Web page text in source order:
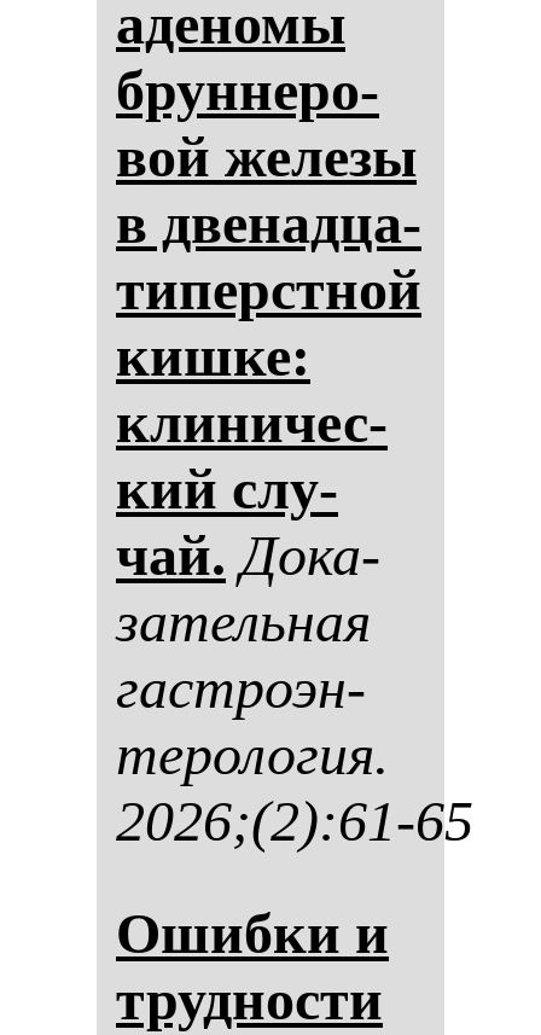
аде­но­мы
брун­не­ро­
вой же­ле­зы
в две­над­ца­
ти­перстной
киш­ке:
кли­ни­чес­
кий слу­
чай. До­ка­
за­тель­ная
гас­тро­эн­
те­ро­ло­гия.
2026;(2):61-65
Ошиб­ки и
труд­нос­ти